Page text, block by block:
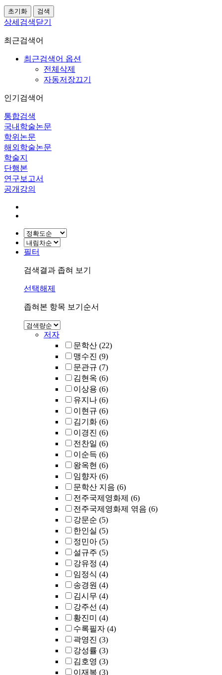
상세검색닫기
최근검색어
최근검색어 옵션
전체삭제
자동저장끄기
인기검색어
통합검색
국내학술논문
학위논문
해외학술논문
학술지
단행본
연구보고서
공개강의
필터
검색결과 좁혀 보기
선택해제
좁혀본 항목 보기순서
저자
문학산 (22)
맹수진 (9)
문관규 (7)
김현옥 (6)
이상용 (6)
유지나 (6)
이현규 (6)
김기화 (6)
이경진 (6)
전찬일 (6)
이순득 (6)
왕옥현 (6)
임향자 (6)
문학산 지음 (6)
전주국제영화제 (6)
전주국제영화제 엮음 (6)
강문순 (5)
한인실 (5)
정민아 (5)
설규주 (5)
강유정 (4)
임정식 (4)
송경원 (4)
김시무 (4)
강주선 (4)
황진미
(4)
수록필자 (4)
곽영진 (3)
강성률 (3)
김호영 (3)
이재복 (3)